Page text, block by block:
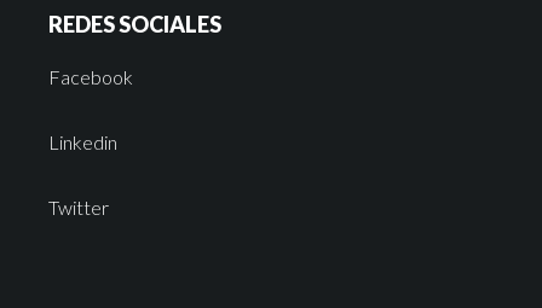
REDES SOCIALES
Facebook
Linkedin
Twitter